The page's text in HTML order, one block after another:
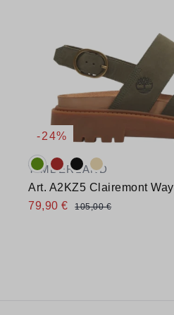
-24%
TIMBERLAND
Art. A2KZ5 Clairemont Way
79,90 €
105,00 €
Verfügbare Farbvarianten: